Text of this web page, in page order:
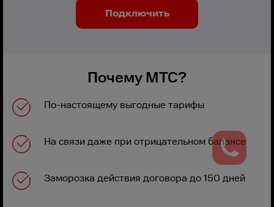
Подключить
Почему МТС?
По-настоящему выгодные тарифы
На связи даже при отрицательном балансе
Заморозка действия договора до 150 дней